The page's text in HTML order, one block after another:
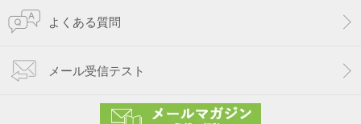
よくある質問
メール受信テスト